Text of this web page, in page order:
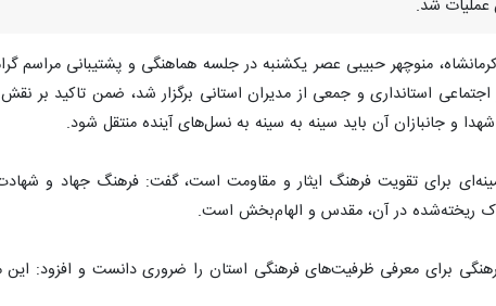
عملیات شد.
منوچهر حبیبی عصر یکشنبه در جلسه هماهنگی و پشتیبانی مراسم
استانداری و جمعی از مدیران استانی برگزار شد، ضمن تاکید بر نقش
و جانبازان آن باید سینه به سینه به نسل‌های آینده منتقل شود.
زمینه‌ای برای تقویت فرهنگ ایثار و مقاومت است، گفت: فرهنگ جهاد و
ریخته‌شده در آن، مقدس و الهام‌بخش است.
فرهنگی برای معرفی ظرفیت‌های فرهنگی استان را ضروری دانست و افزود: